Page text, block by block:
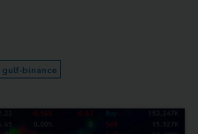
gulf-binance